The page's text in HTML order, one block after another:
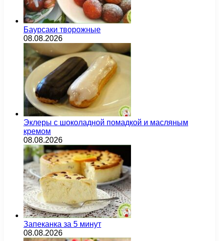
Баурсаки творожные
08.08.2026
Эклеры с шоколадной помадкой и масляным
кремом
08.08.2026
Запеканка за 5 минут
08.08.2026